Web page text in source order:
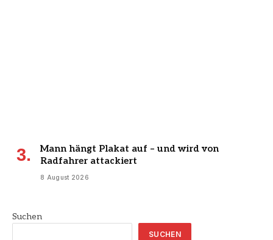
Mann hängt Plakat auf – und wird von
Radfahrer attackiert
8 August 2026
Suchen
SUCHEN